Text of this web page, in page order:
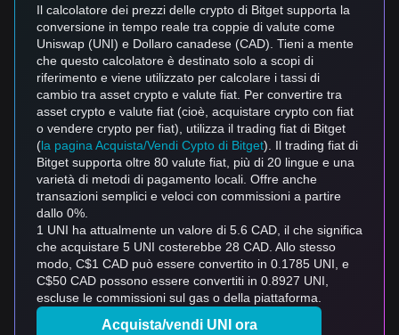
Il calcolatore dei prezzi delle crypto di Bitget supporta la
conversione in tempo reale tra coppie di valute come
Uniswap (UNI) e Dollaro canadese (CAD). Tieni a mente
che questo calcolatore è destinato solo a scopi di
riferimento e viene utilizzato per calcolare i tassi di
cambio tra asset crypto e valute fiat. Per convertire tra
asset crypto e valute fiat (cioè, acquistare crypto con fiat
o vendere crypto per fiat), utilizza il trading fiat di Bitget
(la pagina Acquista/Vendi Cypto di Bitget). Il trading fiat di
Bitget supporta oltre 80 valute fiat, più di 20 lingue e una
varietà di metodi di pagamento locali. Offre anche
transazioni semplici e veloci con commissioni a partire
dallo 0%.
1 UNI ha attualmente un valore di 5.6 CAD, il che significa
che acquistare 5 UNI costerebbe 28 CAD. Allo stesso
modo, C$1 CAD può essere convertito in 0.1785 UNI, e
C$50 CAD possono essere convertiti in 0.8927 UNI,
escluse le commissioni sul gas o della piattaforma.
Acquista/vendi UNI ora